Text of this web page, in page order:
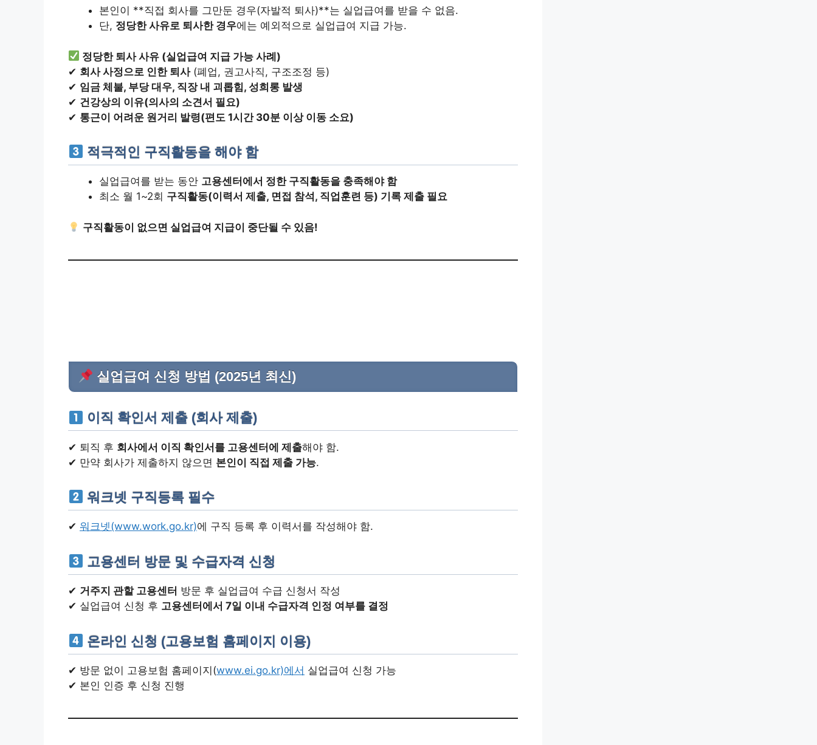
본인이 **직접 회사를 그만둔 경우(자발적 퇴사)**는 실업급여를 받을 수 없음.
단, 정당한 사유로 퇴사한 경우에는 예외적으로 실업급여 지급 가능.
정당한 퇴사 사유 (실업급여 지급 가능 사례)
✔ 회사 사정으로 인한 퇴사(폐업, 권고사직, 구조조정 등)
✔ 임금 체불, 부당 대우, 직장 내 괴롭힘, 성희롱 발생
✔ 건강상의 이유(의사의 소견서 필요)
✔ 통근이 어려운 원거리 발령(편도 1시간 30분 이상 이동 소요)
적극적인 구직활동을 해야 함
실업급여를 받는 동안 고용센터에서 정한 구직활동을 충족해야 함
최소 월 1~2회 구직활동(이력서 제출, 면접 참석, 직업훈련 등) 기록 제출 필요
구직활동이 없으면 실업급여 지급이 중단될 수 있음!
실업급여 신청 방법 (2025년 최신)
이직 확인서 제출 (회사 제출)
✔ 퇴직 후 회사에서 이직 확인서를 고용센터에 제출해야 함.
✔ 만약 회사가 제출하지 않으면 본인이 직접 제출 가능.
워크넷 구직등록 필수
✔ 워크넷(www.work.go.kr)에 구직 등록 후 이력서를 작성해야 함.
고용센터 방문 및 수급자격 신청
✔ 거주지 관할 고용센터 방문 후 실업급여 수급 신청서 작성
✔ 실업급여 신청 후 고용센터에서 7일 이내 수급자격 인정 여부를 결정
온라인 신청 (고용보험 홈페이지 이용)
✔ 방문 없이 고용보험 홈페이지(www.ei.go.kr)에서 실업급여 신청 가능
✔ 본인 인증 후 신청 진행